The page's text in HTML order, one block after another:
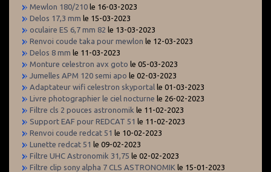
Mewlon 180/210 le 16-03-2023
Delos 17,3 mm le 15-03-2023
oculaire ES 6,7 mm 82 le 13-03-2023
Renvoi coude taka pour mewlon le 12-03-2023
Delos 8 mm le 11-03-2023
Monture celestron avx goto le 05-03-2023
Jumelles APM 120 semi apo le 02-03-2023
Adaptateur wifi celestron skyportal le 01-03-2023
Livre photographier le ciel nocturne le 26-02-2023
Filtre cls 2 pouces astronomik le 11-02-2023
Support EAF pour REDCAT 51 le 11-02-2023
Renvoi coude redcat 51 le 10-02-2023
Lunette redcat 51 le 09-02-2023
Filtre UHC Astronomik 31,75 le 02-02-2023
Filtre clip sony alpha 7 CLS ASTRONOMIK le 15-01-2023